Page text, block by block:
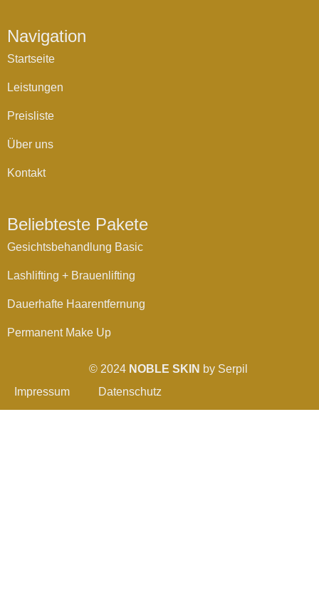
Navigation
Startseite
Leistungen
Preisliste
Über uns
Kontakt
Beliebteste Pakete
Gesichtsbehandlung Basic
Lashlifting + Brauenlifting
Dauerhafte Haarentfernung
Permanent Make Up
Impressum Datenschutz
© 2024 NOBLE SKIN by Serpil